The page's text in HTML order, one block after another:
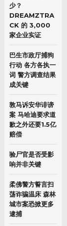
少？
DREAMZTRA
CK 的 3,000
家企业实证
巴生市政厅捕狗
行动 各方各执一
词 警方调查结果
成关键
敦马诉安华诽谤
案 马哈迪要求道
歉之外还要1.5亿
赔偿
验尸官是否受影
响并非关键
柔佛警方誓言扫
荡诈骗温床 森林
城市案恐掀更多
逮捕